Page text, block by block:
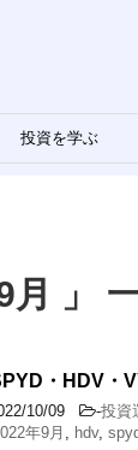
投資を学ぶ
月 」
・HDV・
10/09 -投資
年9月 , hdv,